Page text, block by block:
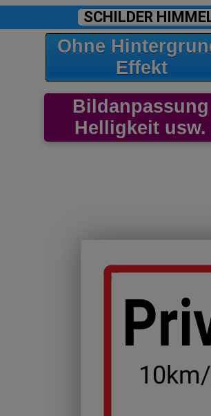
SCHILDER
Ohne
Effekt
Bildanpassung
Helligkeit usw.